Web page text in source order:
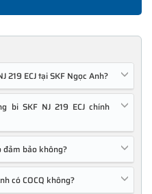
219 ECJ tại SKF Ngọc Anh?
bi SKF NJ 219 ECJ chính
đảm bảo không?
có COCQ không?